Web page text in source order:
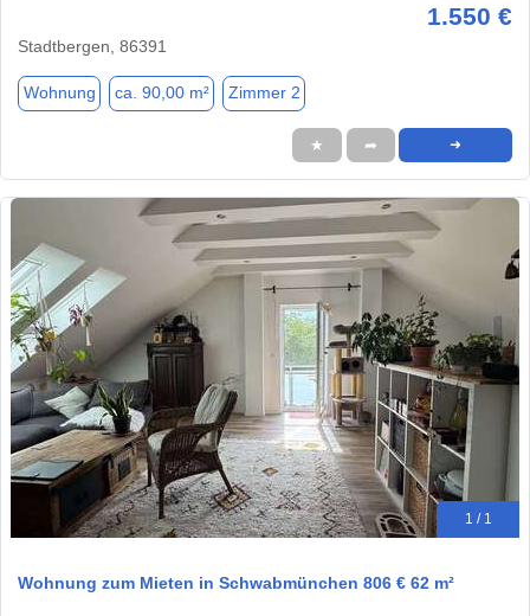
1.550 €
Stadtbergen, 86391
Wohnung ca. 90,00 m² Zimmer 2
★ ➦ ➜
1 / 1
Wohnung zum Mieten in Schwabmünchen 806 € 62 m²